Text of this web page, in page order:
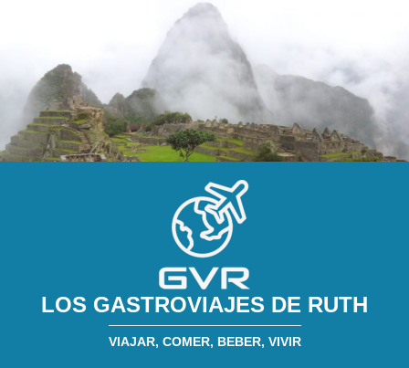
LOS GASTROVIAJES DE RUTH
VIAJAR, COMER, BEBER, VIVIR